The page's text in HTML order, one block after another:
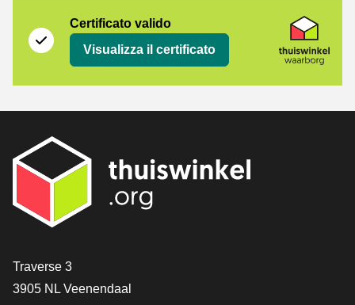
Certificato valido
Visualizza il certificato
[_General:Contact]
Traverse 3
3905 NL Veenendaal